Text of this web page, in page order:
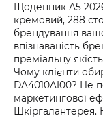
Щоденник А5
кремовий, 288
брендування
впізнаваність
преміальну
Чому клієнти
DA4010AI00? Це
маркетингової